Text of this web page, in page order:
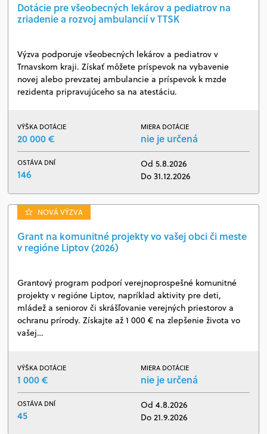
Dotácie pre všeobecných lekárov a pediatrov na
zriadenie a rozvoj ambulancií v TTSK
Výzva podporuje všeobecných lekárov a pediatrov v
Trnavskom kraji. Získať môžete príspevok na vybavenie
novej alebo prevzatej ambulancie a príspevok k mzde
rezidenta pripravujúceho sa na atestáciu.
VÝŠKA DOTÁCIE
20 000 €
MIERA DOTÁCIE
nie je určená
OSTÁVA DNÍ
146
Od 5.8.2026
Do 31.12.2026
NOVÁ VÝZVA
Grant na komunitné projekty vo vašej obci či meste
v regióne Liptov (2026)
Grantový program podporí verejnoprospešné komunitné
projekty v regióne Liptov, napríklad aktivity pre deti,
mládež a seniorov či skrášľovanie verejných priestorov a
ochranu prírody. Získajte až 1 000 € na zlepšenie života vo
vašej…
VÝŠKA DOTÁCIE
1 000 €
MIERA DOTÁCIE
nie je určená
OSTÁVA DNÍ
45
Od 4.8.2026
Do 21.9.2026